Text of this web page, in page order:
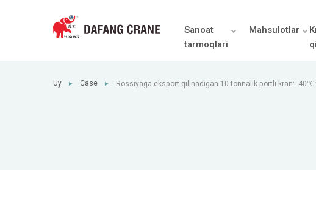
Sanoat
tarmoqlari
Mahsulotlar
Uy ► Case ►
Rossiyaga eksport qilinadigan 10 tonnalik portli kran: -40℃